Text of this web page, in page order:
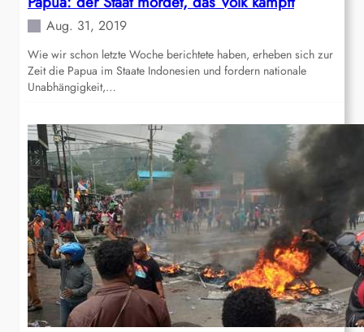
Aug. 31, 2019
Wie wir schon letzte Woche berichtete haben, erheben sich zur
Zeit die Papua im Staate Indonesien und fordern nationale
Unabhängigkeit,…